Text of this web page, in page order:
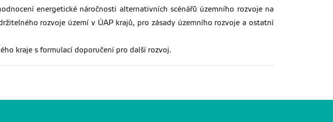
energetické náročnosti alternativních scénářů územního rozvoje na
rozvoje území v ÚAP krajů, pro zásady územního rozvoje a ostatní
kraje s formulací doporučení pro další rozvoj.